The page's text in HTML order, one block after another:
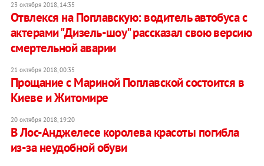
23 октября 2018, 14:35
Отвлекся на Поплавскую: водитель автобуса с
актерами "Дизель-шоу" рассказал свою версию
смертельной аварии
21 октября 2018, 00:35
Прощание с Мариной Поплавской состоится в
Киеве и Житомире
20 октября 2018, 19:20
В Лос-Анджелесе королева красоты погибла
из-за неудобной обуви